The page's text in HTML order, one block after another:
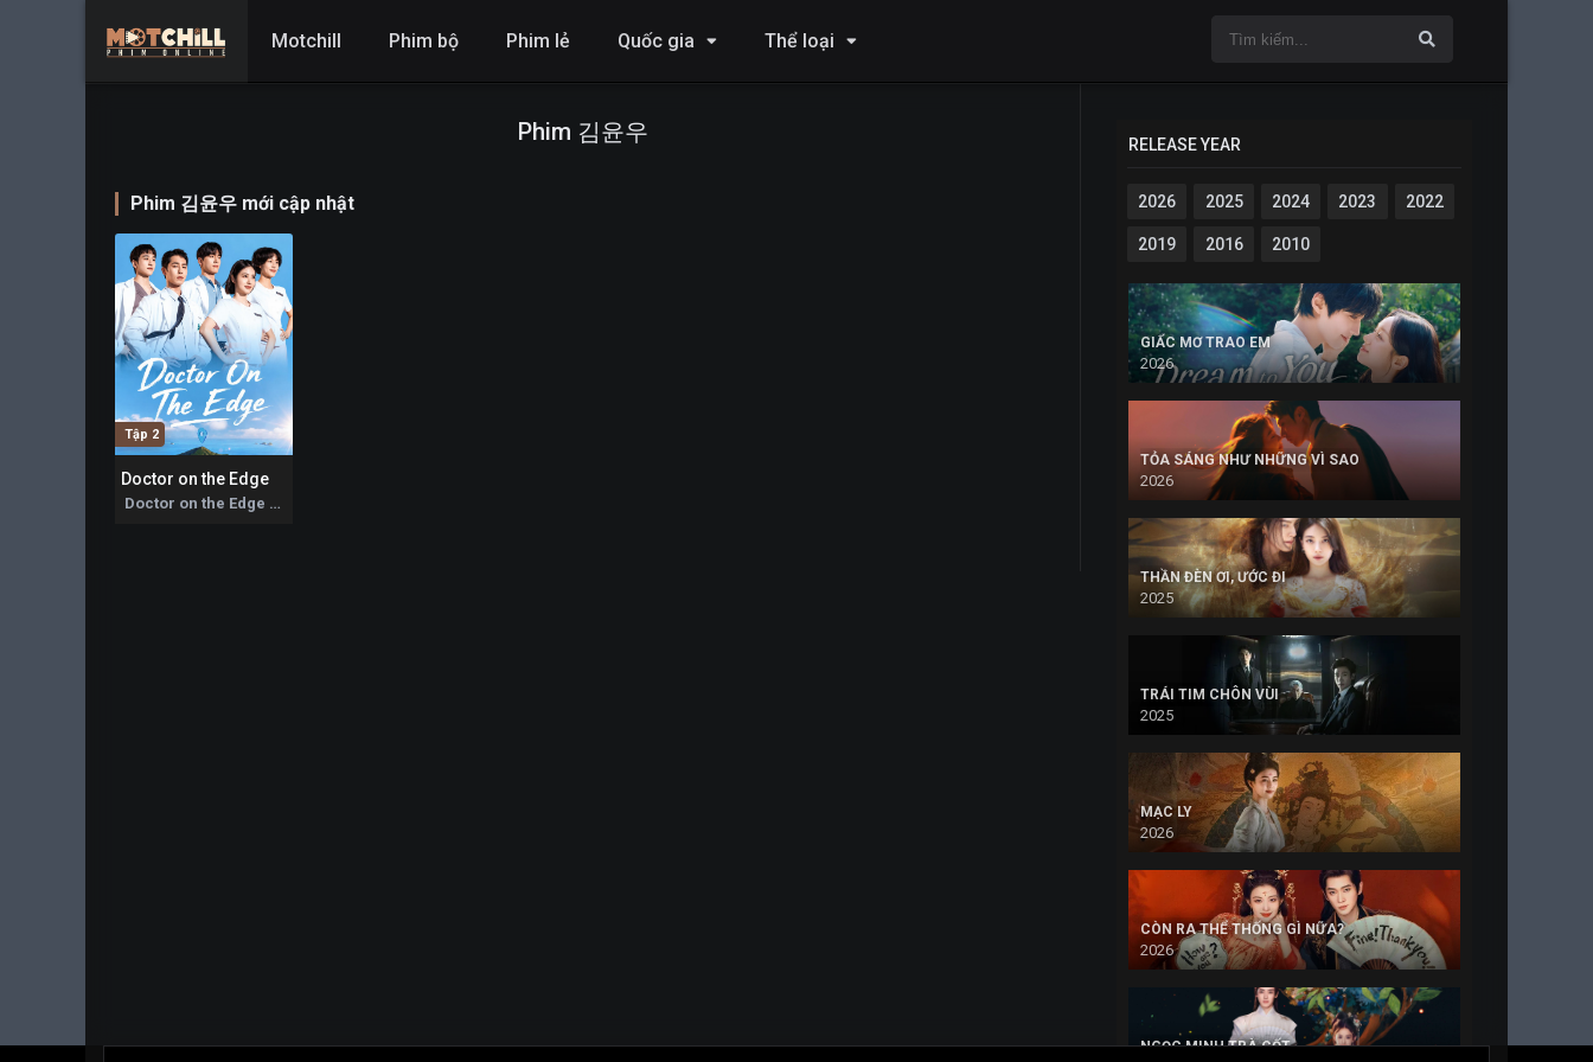
Motchill Phim bộ Phim lẻ Quốc gia Thể loại
Phim 김윤우
Phim 김윤우 mới cập nhật
Tập 2
Doctor on the Edge
Doctor on the Edge 2026
RELEASE YEAR
2026 2025 2024 2023 2022
2019 2016 2010
GIẤC MƠ TRAO EM
2026
TỎA SÁNG NHƯ NHỮNG VÌ SAO
2026
THẦN ĐÈN ƠI, ƯỚC ĐI
2025
TRÁI TIM CHÔN VÙI
2025
MẠC LY
2026
CÒN RA THỂ THỐNG GÌ NỮA?
2026
NGỌC MINH TRÀ CỐT